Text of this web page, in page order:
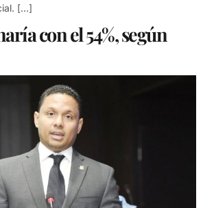
[…]
con el 54%, según